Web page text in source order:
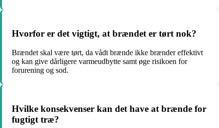
Hvorfor er det vigtigt, at brændet er tørt nok?
Brændet skal være tørt, da vådt brænde ikke brænder effektivt
og kan give dårligere varmeudbytte samt øge risikoen for
forurening og sod.
Hvilke konsekvenser kan det have at brænde for
fugtigt træ?